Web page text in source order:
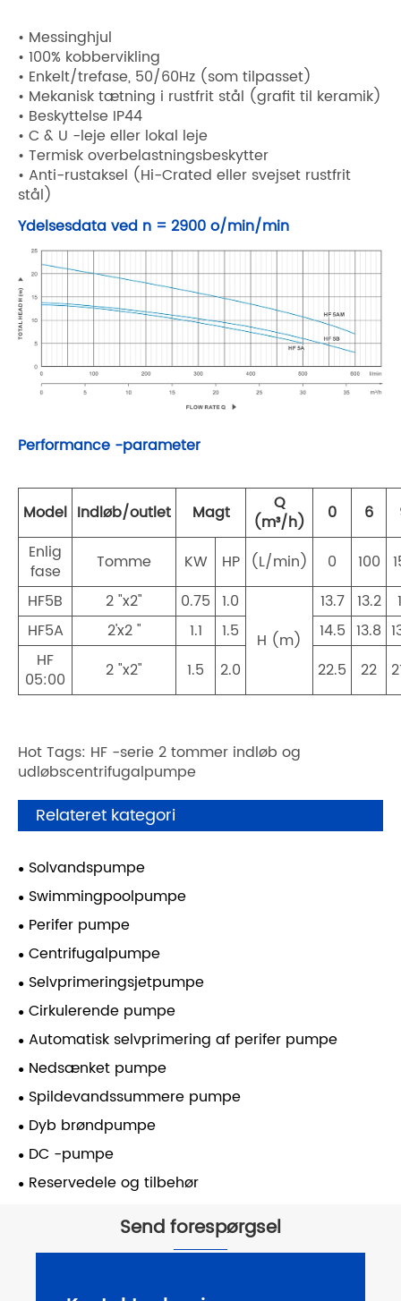
• Messinghjul
• 100% kobbervikling
• Enkelt/trefase, 50/60Hz (som tilpasset)
• Mekanisk tætning i rustfrit stål (grafit til keramik)
• Beskyttelse IP44
• C & U -leje eller lokal leje
• Termisk overbelastningsbeskytter
• Anti-rustaksel (Hi-Crated eller svejset rustfrit
stål)
Ydelsesdata ved n = 2900 o/min/min
Performance -parameter
Model Indløb/outlet Magt
Q
(m³/h)
0 6
Enlig
fase
Tomme KW HP (L/min) 0 100
HF5B
2 "x2" 0.75 1.0
H (m)
13.7 13.2
HF5A
2'x2 " 1.1 1.5 14.5 13.8
HF
05:00
2 "x2" 1.5 2.0 22.5 22
Hot Tags: HF -serie 2 tommer indløb og
udløbscentrifugalpumpe
Relateret kategori
Solvandspumpe
Swimmingpoolpumpe
Perifer pumpe
Centrifugalpumpe
Selvprimeringsjetpumpe
Cirkulerende pumpe
Automatisk selvprimering af perifer pumpe
Nedsænket pumpe
Spildevandssummere pumpe
Dyb brøndpumpe
DC -pumpe
Reservedele og tilbehør
Send forespørgsel